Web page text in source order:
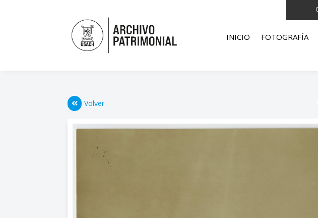
INICIO FOTOGRAFÍA
Volver